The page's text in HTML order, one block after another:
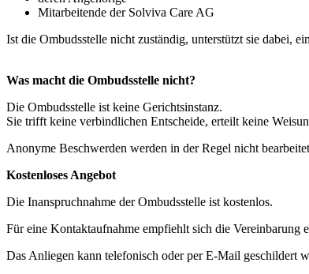
Mitarbeitende der Solviva Care AG
Ist die Ombudsstelle nicht zuständig, unterstützt sie dabei,
Was macht die Ombudsstelle nicht?
Die Ombudsstelle ist keine Gerichtsinstanz.
Sie trifft keine verbindlichen Entscheide, erteilt keine
Anonyme Beschwerden werden in der Regel nicht
Kostenloses Angebot
Die Inanspruchnahme der Ombudsstelle ist kostenlos.
Für eine Kontaktaufnahme empfiehlt sich die Vereinbarung
Das Anliegen kann telefonisch oder per E-Mail geschildert